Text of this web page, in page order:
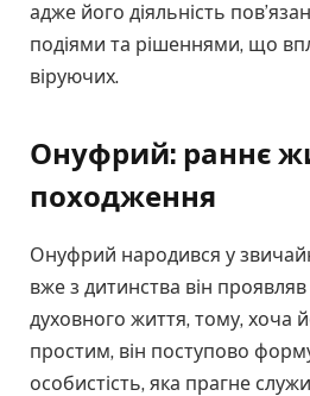
адже його діяльність
подіями та рішеннями, що
віруючих.
Онуфрий: раннє
походження
Онуфрий народився у
вже з дитинства він проявляв
духовного життя, тому, хоча
простим, він поступово
особистість, яка прагне